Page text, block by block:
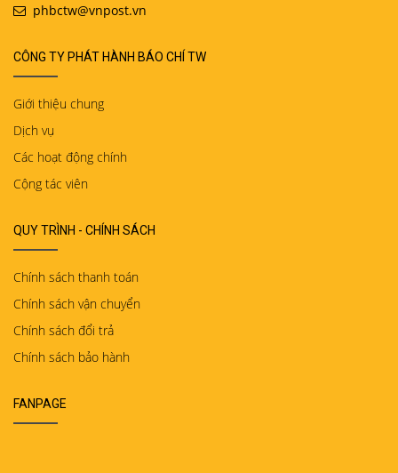
phbctw@vnpost.vn
CÔNG TY PHÁT HÀNH BÁO CHÍ TW
Giới thiệu chung
Dịch vụ
Các hoạt động chính
Cộng tác viên
QUY TRÌNH - CHÍNH SÁCH
Chính sách thanh toán
Chính sách vận chuyển
Chính sách đổi trả
Chính sách bảo hành
FANPAGE